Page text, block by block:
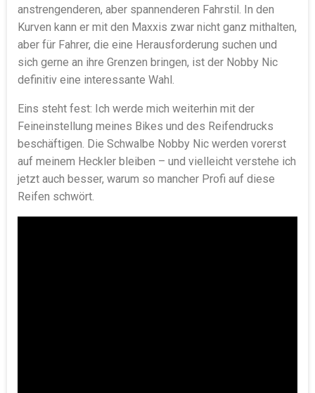
anstrengenderen, aber spannenderen Fahrstil. In den
Kurven kann er mit den Maxxis zwar nicht ganz mithalten,
aber für Fahrer, die eine Herausforderung suchen und
sich gerne an ihre Grenzen bringen, ist der Nobby Nic
definitiv eine interessante Wahl.
Eins steht fest: Ich werde mich weiterhin mit der
Feineinstellung meines Bikes und des Reifendrucks
beschäftigen. Die Schwalbe Nobby Nic werden vorerst
auf meinem Heckler bleiben – und vielleicht verstehe ich
jetzt auch besser, warum so mancher Profi auf diese
Reifen schwört.